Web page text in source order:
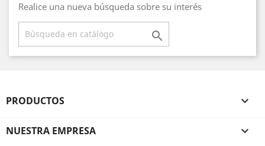
Realice una nueva búsqueda sobre su interés

PRODUCTOS 
NUESTRA EMPRESA 